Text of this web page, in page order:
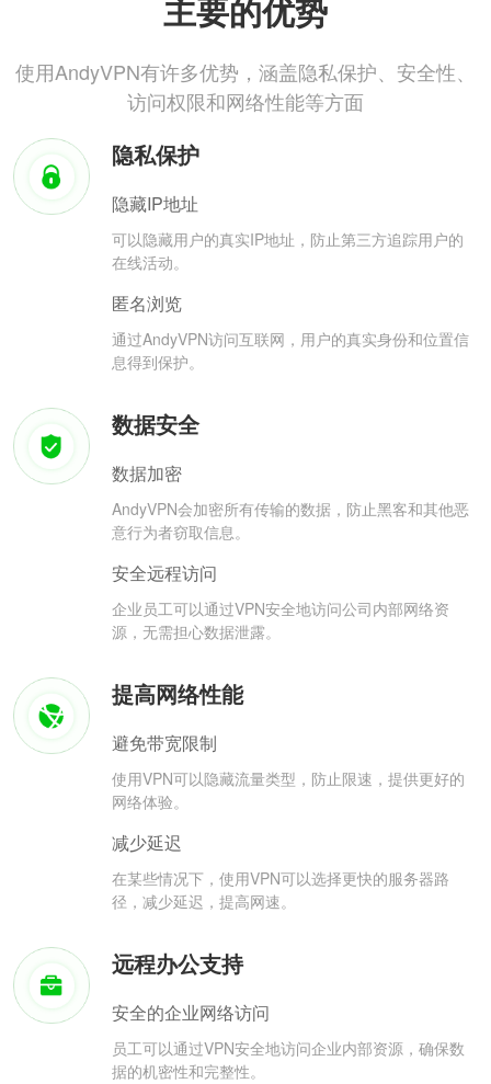
主要的优势
使用AndyVPN有许多优势，涵盖隐私保护、安全性、
访问权限和网络性能等方面
隐私保护
隐藏IP地址
可以隐藏用户的真实IP地址，防止第三方追踪用户的
在线活动。
匿名浏览
通过AndyVPN访问互联网，用户的真实身份和位置信
息得到保护。
数据安全
数据加密
AndyVPN会加密所有传输的数据，防止黑客和其他恶
意行为者窃取信息。
安全远程访问
企业员工可以通过VPN安全地访问公司内部网络资
源，无需担心数据泄露。
提高网络性能
避免带宽限制
使用VPN可以隐藏流量类型，防止限速，提供更好的
网络体验。
减少延迟
在某些情况下，使用VPN可以选择更快的服务器路
径，减少延迟，提高网速。
远程办公支持
安全的企业网络访问
员工可以通过VPN安全地访问企业内部资源，确保数
据的机密性和完整性。